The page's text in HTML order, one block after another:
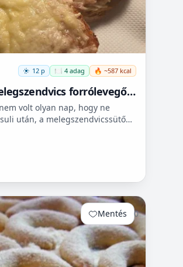
12 p 🍽️ 4 adag 🔥 ~587 kcal
forrólevegős
volt olyan nap, hogy ne
után, a melegszendvicssütő
Mentés 0